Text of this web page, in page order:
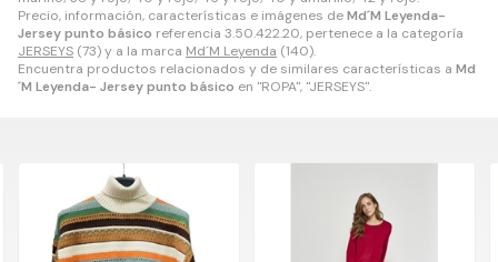
Precio, información, características e imágenes deMd´M Leyenda-
Jersey punto básico referencia 3.50.422.20, pertenece a la categoría
JERSEYS (73) y a la marca Md´M Leyenda (140).
Encuentra productos relacionados y de similares características a Md
´M Leyenda- Jersey punto básico en "ROPA", "JERSEYS".